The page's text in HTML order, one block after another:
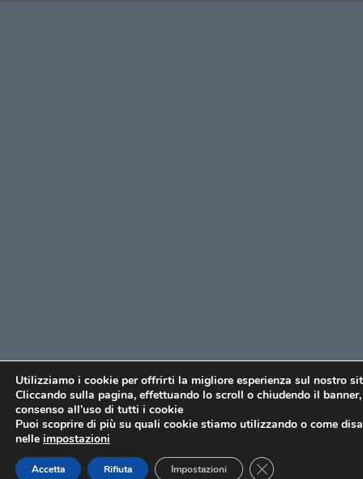
Utilizziamo i cookie per offrirti la migliore esperienza sul nostro
Cliccando sulla pagina, effettuando lo scroll o chiudendo il
consenso all’uso di tutti i cookie
Puoi scoprire di più su quali cookie stiamo utilizzando o come
nelle impostazioni
Accetta Rifiuta Impostazioni CLOSE GDPR